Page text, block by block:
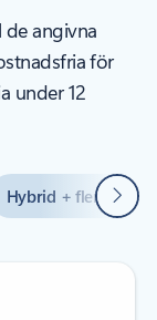
angivna
för
under 12
Hybrid + flera moln
Nästa